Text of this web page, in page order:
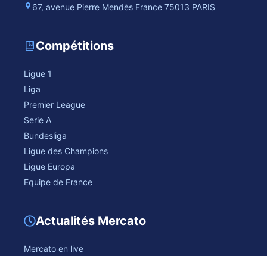
67, avenue Pierre Mendès France 75013 PARIS
Compétitions
Ligue 1
Liga
Premier League
Serie A
Bundesliga
Ligue des Champions
Ligue Europa
Equipe de France
Actualités Mercato
Mercato en live